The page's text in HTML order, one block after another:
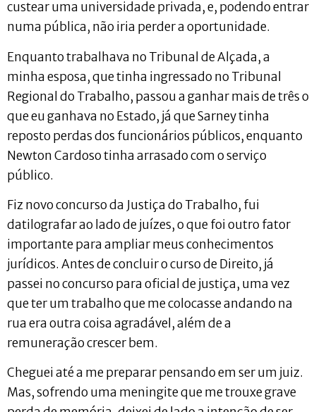
custear uma universidade privada, e, podendo entrar
numa pública, não iria perder a oportunidade.
Enquanto trabalhava no Tribunal de Alçada, a
minha esposa, que tinha ingressado no Tribunal
Regional do Trabalho, passou a ganhar mais de três o
que eu ganhava no Estado, já que Sarney tinha
reposto perdas dos funcionários públicos, enquanto
Newton Cardoso tinha arrasado com o serviço
público.
Fiz novo concurso da Justiça do Trabalho, fui
datilografar ao lado de juízes, o que foi outro fator
importante para ampliar meus conhecimentos
jurídicos. Antes de concluir o curso de Direito, já
passei no concurso para oficial de justiça, uma vez
que ter um trabalho que me colocasse andando na
rua era outra coisa agradável, além de a
remuneração crescer bem.
Cheguei até a me preparar pensando em ser um juiz.
Mas, sofrendo uma meningite que me trouxe grave